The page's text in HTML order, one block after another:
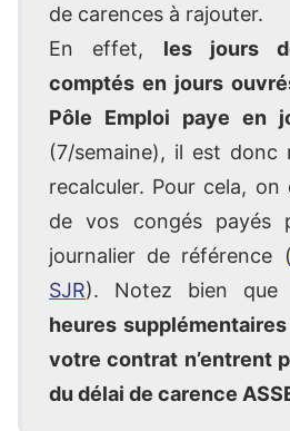
de carences à rajouter.
En effet, les jours
comptés en jours
Pôle Emploi paye en
(7/semaine), il est donc
recalculer. Pour cela,
de vos congés payés
journalier de référence (
SJR). Notez bien que
heures
votre contrat n’entrent
du délai de carence